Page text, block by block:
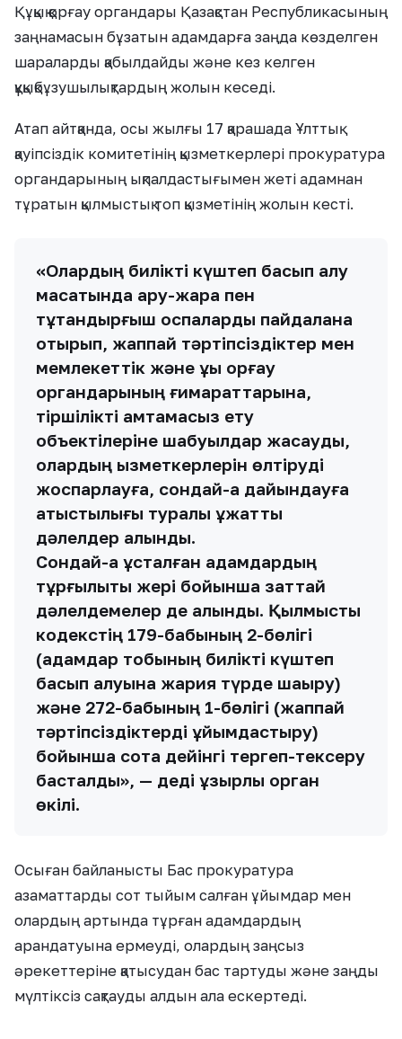
Құқық қорғау органдары Қазақстан Республикасының
заңнамасын бұзатын адамдарға заңда көзделген
шараларды қабылдайды және кез келген
құқықбұзушылықтардың жолын кеседі.
Атап айтқанда, осы жылғы 17 қарашада Ұлттық
қауіпсіздік комитетінің қызметкерлері прокуратура
органдарының ықпалдастығымен жеті адамнан
тұратын қылмыстық топ қызметінің жолын кесті.
«Олардың билікті күштеп басып алу
мақсатында қару-жарақ пен
тұтандырғыш қоспаларды пайдалана
отырып, жаппай тәртіпсіздіктер мен
мемлекеттік және құқық қорғау
органдарының ғимараттарына,
тіршілікті қамтамасыз ету
объектілеріне шабуылдар жасауды,
олардың қызметкерлерін өлтіруді
жоспарлауға, сондай-ақ дайындауға
қатыстылығы туралы құжаттық
дәлелдер алынды.
Сондай-ақ ұсталған адамдардың
тұрғылықты жері бойынша заттай
дәлелдемелер де алынды. Қылмыстық
кодекстің 179-бабының 2-бөлігі
(адамдар тобының билікті күштеп
басып алуына жария түрде шақыру)
және 272-бабының 1-бөлігі (жаппай
тәртіпсіздіктерді ұйымдастыру)
бойынша сотқа дейінгі тергеп-тексеру
басталды», — деді құзырлы орган
өкілі.
Осыған байланысты Бас прокуратура
азаматтарды сот тыйым салған ұйымдар мен
олардың артында тұрған адамдардың
арандатуына ермеуді, олардың заңсыз
әрекеттеріне қатысудан бас тартуды және заңды
мүлтіксіз сақтауды алдын ала ескертеді.